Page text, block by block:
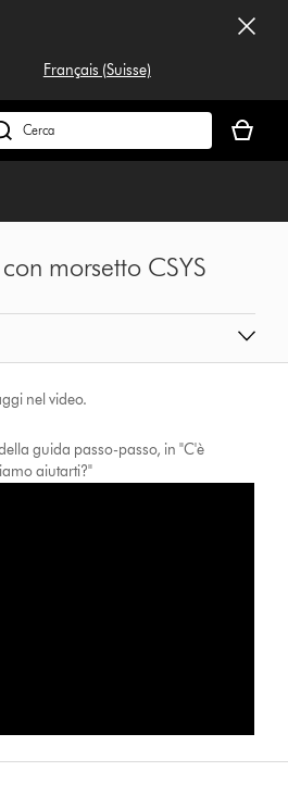
Français (Suisse)
carrello
è
morsetto CSYS
nel video.
guida passo-passo, in "C'è
aiutarti?"